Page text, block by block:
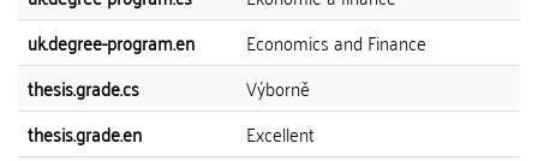
uk.degree-program.en
Economics and Finance
thesis.grade.cs
Výborně
thesis.grade.en
Excellent